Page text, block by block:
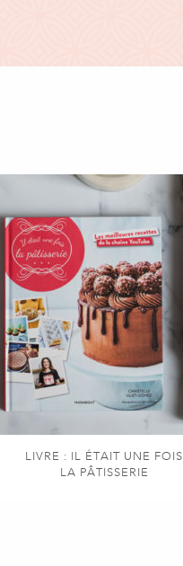
LIVRE : IL ÉTAIT UNE FOIS
LA PÂTISSERIE